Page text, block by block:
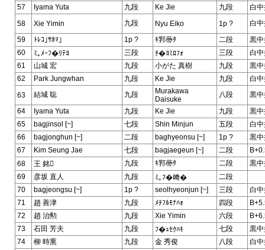
57
Iyama Yuta 九段 Ke Jie 九段
白
58
Xie Yimin 九段 Nyu Eiko 1p ?
白
59
ﾄﾚｺ｣ｻﾎﾏ｣ 1p ? ｷ郛蔕ﾀ 二段
黒
60
ﾐ｡ﾒｰﾌ�ﾘﾃﾖ 三段 ﾁ�ﾖﾐﾛﾌｫ 三段
白
61
山城 宏 九段 小がた 真樹 九段
黒
62
Park Jungwhan 九段 Ke Jie 九段
白
63
結城 聡 九段
Murakawa
Daisuke
八段
黒
64
Iyama Yuta 九段 Ke Jie 九段
黒
65
bagjinsol [~] 七段 Shin Minjun 五段
白
66
bagjonghun [~] 二段 baghyeonsu [~] 1p ?
黒
67
Kim Seung Jae 七段 bagjaegeun [~] 二段
68
王 銘 九段 ｷ郛蔕ﾀ 二段
黒
69
彦坂 直人 九段 ﾐ｡ﾌ�﨑�
二段
70
bagjeongsu [~] 1p ? seolhyeonjun [~] 三段
白
71
趙 善津 九段 ﾒﾁﾌﾙﾓﾅﾊｫ 四段
72
趙 治勲 九段 Xie Yimin 六段
73
石田 芳夫 九段 ﾌ�ｭｾｸﾊｷ 七段
黒
74
柳 時熏 九段 金 秀俊 八段
白